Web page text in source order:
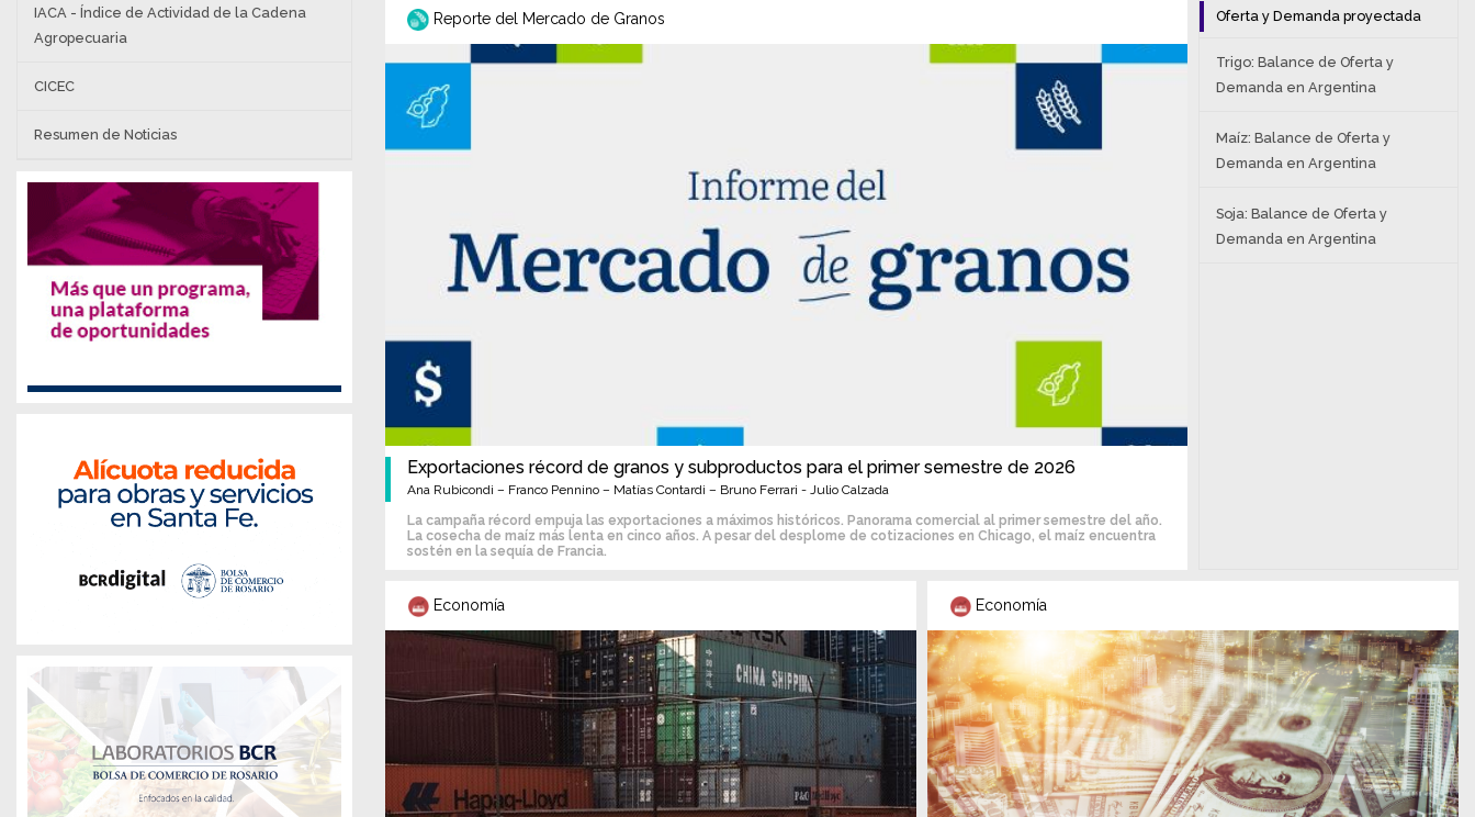
i
p
a
l
Reporte del Mercado de Granos
Exportaciones récord de granos y subproductos para el primer semestre de 2026
Ana Rubicondi – Franco Pennino – Matías Contardi – Bruno Ferrari - Julio Calzada
La campaña récord empuja las exportaciones a máximos históricos. Panorama comercial al primer semestre del año.
La cosecha de maíz más lenta en cinco años. A pesar del desplome de cotizaciones en Chicago, el maíz encuentra
sostén en la sequía de Francia.
Oferta y Demanda proyectada
Trigo: Balance de Oferta y
Demanda en Argentina
Maíz: Balance de Oferta y
Demanda en Argentina
Soja: Balance de Oferta y
Demanda en Argentina
Economía Economía
IACA - Índice de Actividad de la Cadena
Agropecuaria
CICEC
Resumen de Noticias